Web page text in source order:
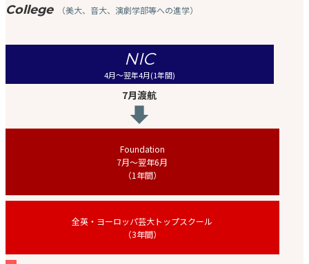
College
（美大、音大、演劇学部等への進学）
NIC
4月〜翌年4月(1年間)
7月渡航
Foundation
7月〜翌年6月
（1年間）
全英・ヨーロッパ芸大トップスクール
（3年間）